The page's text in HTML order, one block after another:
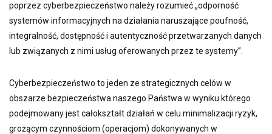
poprzez cyberbezpieczeństwo należy rozumieć „odporność
systemów informacyjnych na działania naruszające poufność,
integralność, dostępność i autentyczność przetwarzanych danych
lub związanych z nimi usług oferowanych przez te systemy”.
Cyberbezpieczeństwo to jeden ze strategicznych celów w
obszarze bezpieczeństwa naszego Państwa w wyniku którego
podejmowany jest całokształt działań w celu minimalizacji ryzyk,
grożącym czynnościom (operacjom) dokonywanych w